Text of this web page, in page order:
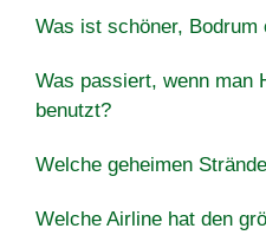
Was ist schöner, Bodrum
Was passiert, wenn man
benutzt?
Welche geheimen
Welche Airline hat den